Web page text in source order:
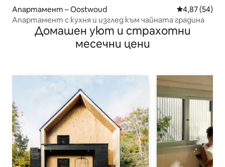
Апартамент – Oostwoud Средна
4,87 (54)
Апартамент с кухня и изглед към чайната градина
Домашен уют и страхотни
месечни цени